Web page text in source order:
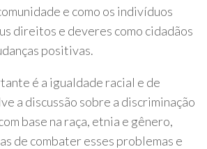
e como os indivíduos
direitos e deveres como cidadãos
positivas.
é a igualdade racial e de
a discussão sobre a discriminação
base na raça, etnia e gênero,
de combater esses problemas e